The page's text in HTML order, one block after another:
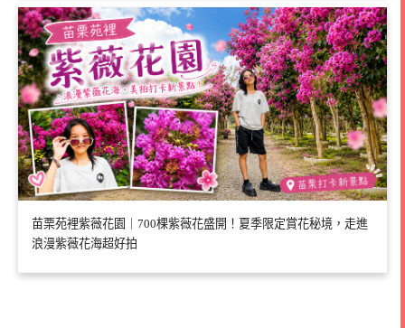
苗栗苑裡紫薇花園｜700棵紫薇花盛開！夏季限定賞花秘境，走進
浪漫紫薇花海超好拍